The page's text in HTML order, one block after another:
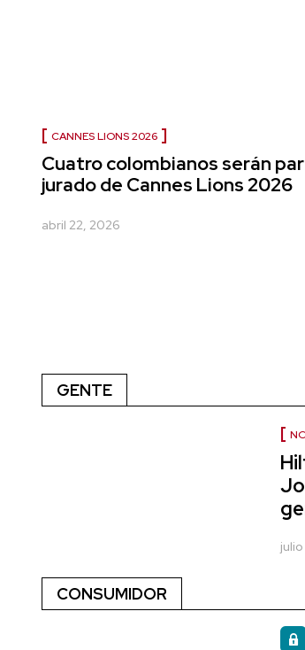
CANNES LIONS 2026
Cuatro colombianos serán
jurado de Cannes Lions 2026
abril 22, 2026
GENTE
CONSUMIDOR